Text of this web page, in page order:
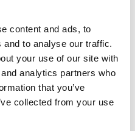
content and ads, to
to analyse our traffic.
your use of our site with
analytics partners who
that you’ve
collected from your use